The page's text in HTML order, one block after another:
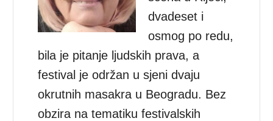
dvadeset i
osmog po redu,
bila je pitanje ljudskih prava, a
festival je održan u sjeni dvaju
okrutnih masakra u Beogradu. Bez
obzira na tematiku festivalskih